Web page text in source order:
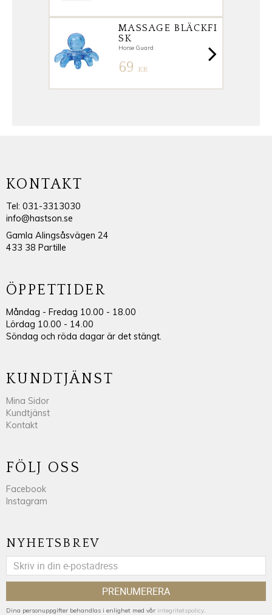
MASSAGE BLÄCKFI
SK
Horse Guard
69 KR
KONTAKT
Tel: 031-3313030
info@hastson.se
Gamla Alingsåsvägen 24
433 38 Partille
ÖPPETTIDER
Måndag - Fredag 10.00 - 18.00
Lördag 10.00 - 14.00
Söndag och röda dagar är det stängt.
KUNDTJÄNST
Mina Sidor
Kundtjänst
Kontakt
FÖLJ OSS
Facebook
Instagram
NYHETSBREV
PRENUMERERA
Dina personuppgifter behandlas i enlighet med vår integritetspolicy